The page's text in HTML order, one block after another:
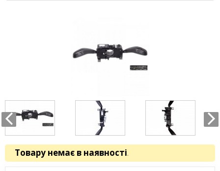
Товару немає в наявності.